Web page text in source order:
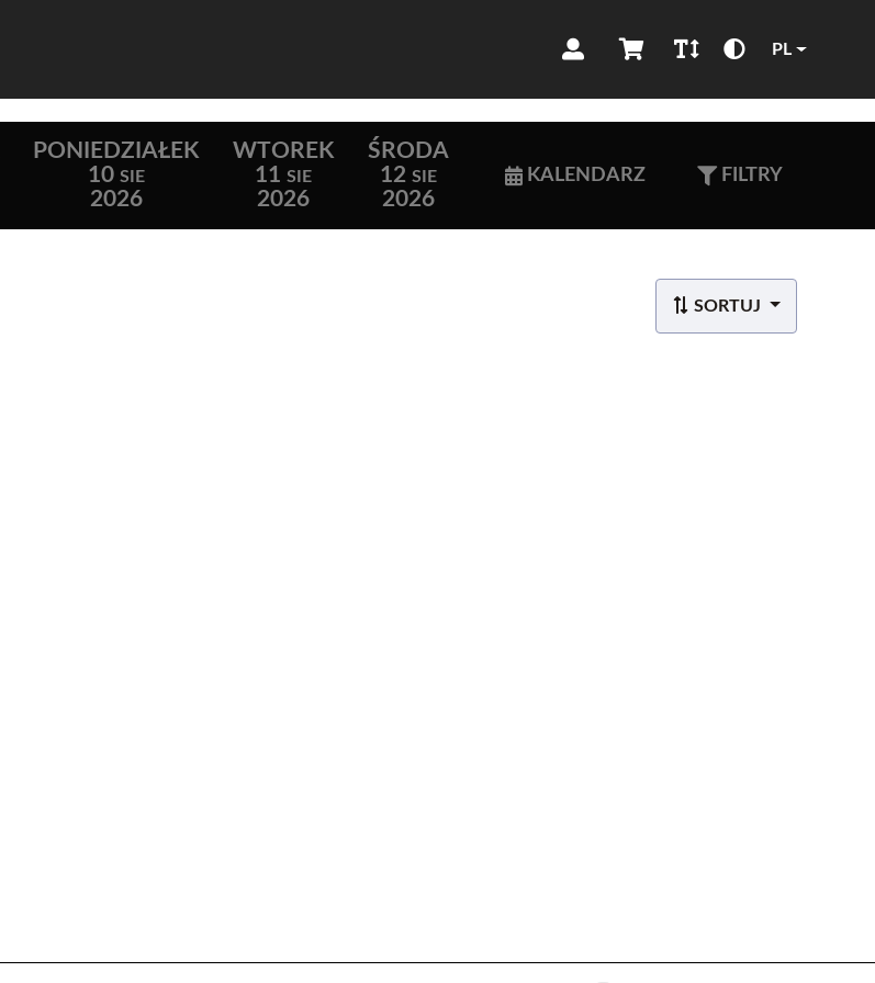
PL
PONIEDZIAŁEK
10 SIE
2026
WTOREK
11 SIE
2026
ŚRODA
12 SIE
2026
KALENDARZ FILTRY
SORTUJ